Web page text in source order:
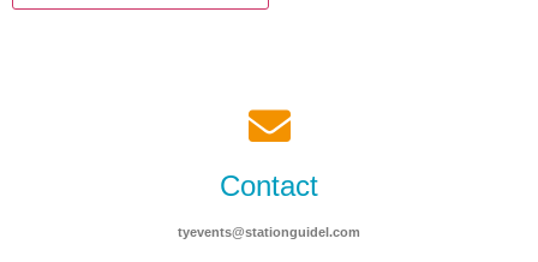
Contact
tyevents@stationguidel.com